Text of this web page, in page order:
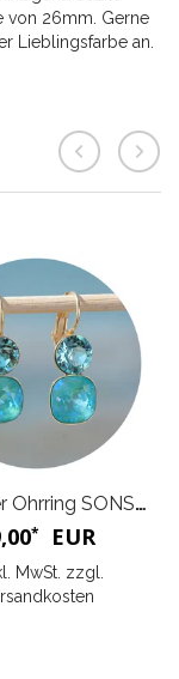
von 26mm. Gerne
Lieblingsfarbe an.
Goldener Ohrring SONSERRA
* EUR
MwSt. zzgl.